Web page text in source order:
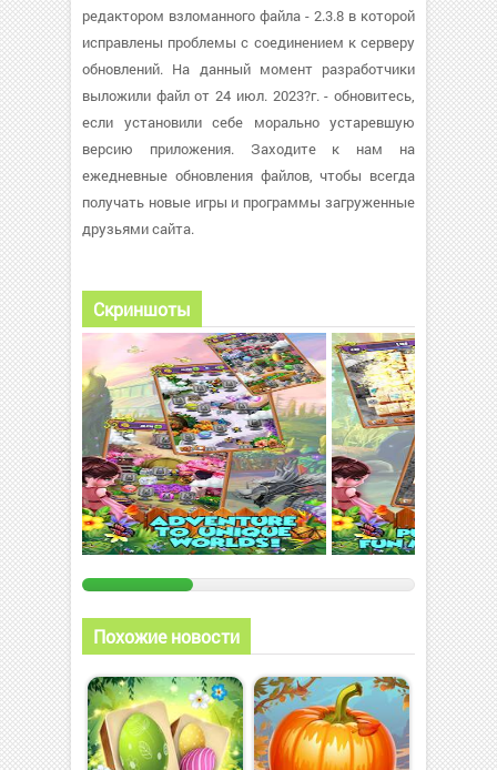
редактором взломанного файла - 2.3.8 в которой
исправлены проблемы с соединением к серверу
обновлений. На данный момент разработчики
выложили файл от 24 июл. 2023?г. - обновитесь,
если установили себе морально устаревшую
версию приложения. Заходите к нам на
ежедневные обновления файлов, чтобы всегда
получать новые игры и программы загруженные
друзьями сайта.
Скриншоты
Похожие новости